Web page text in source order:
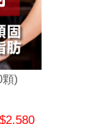
顆)